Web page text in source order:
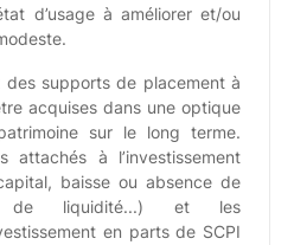
d’usage à améliorer et/ou
des supports de placement à
acquises dans une optique
sur le long terme.
attachés à l’investissement
baisse ou absence de
de liquidité...) et les
en parts de SCPI